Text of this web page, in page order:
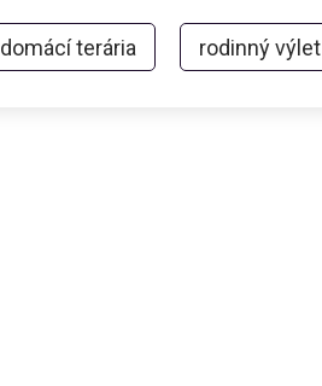
domácí terária rodinný výlet